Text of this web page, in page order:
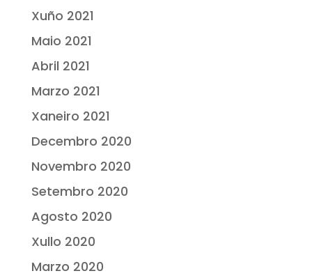
Xuño 2021
Maio 2021
Abril 2021
Marzo 2021
Xaneiro 2021
Decembro 2020
Novembro 2020
Setembro 2020
Agosto 2020
Xullo 2020
Marzo 2020